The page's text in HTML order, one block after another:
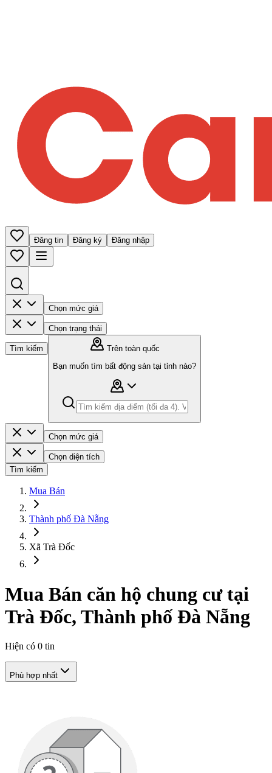
Đăng tin Đăng ký Đăng nhập
Chọn mức giá
Chọn trạng thái
Tìm kiếm
Trên toàn quốc
Bạn muốn tìm bất động sản tại tỉnh nào?
Chọn mức giá
Chọn diện tích
Tìm kiếm
Mua Bán
Thành phố Đà Nẵng
Xã Trà Đốc
Mua Bán căn hộ chung cư tại
Trà Đốc, Thành phố Đà Nẵng
Hiện có 0 tin
Phù hợp nhất